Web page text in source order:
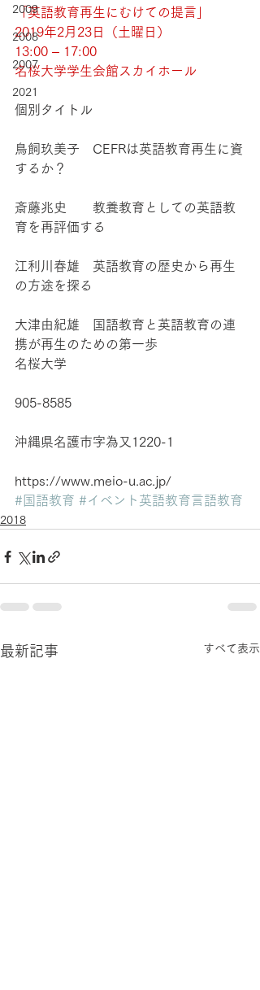
2009
2008
2007
2021
「英語教育再生にむけての提言」
2019年2月23日（土曜日）
13:00 – 17:00
名桜大学学生会館スカイホール
個別タイトル
鳥飼玖美子　CEFRは英語教育再生に資
するか？
斎藤兆史　　教養教育としての英語教
育を再評価する
江利川春雄　英語教育の歴史から再生
の方途を探る
大津由紀雄　国語教育と英語教育の連
携が再生のための第一歩
名桜大学
905-8585
沖縄県名護市字為又1220-1
https://www.meio-u.ac.jp/
#国語教育 #イベント英語教育言語教育
2018
最新記事 すべて表示